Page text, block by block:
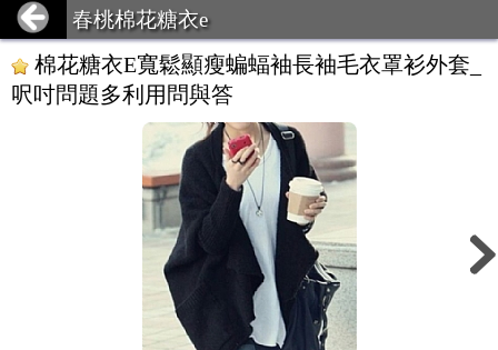
春桃棉花糖衣e
棉花糖衣E寬鬆顯瘦蝙蝠袖長袖毛衣罩衫外套_
呎吋問題多利用問與答